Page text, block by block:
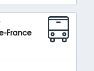
France